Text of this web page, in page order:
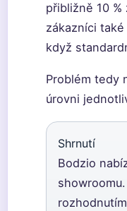
přibližně 10
zákazníci
když
Problém tedy
úrovni
Shrnutí
Bodzio